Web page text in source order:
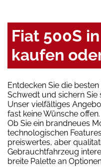
Fiat 500S
kaufen
Entdecken Sie die
Schwedt und sichern Sie
Unser vielfältiges
fast keine Wünsche offen.
Ob Sie ein brandneues
technologischen
preiswertes, aber
Gebrauchtfahrzeug
breite Palette an